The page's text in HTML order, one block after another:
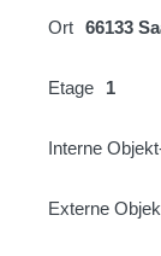
Ort 66133
Etage 1
Interne
Externe